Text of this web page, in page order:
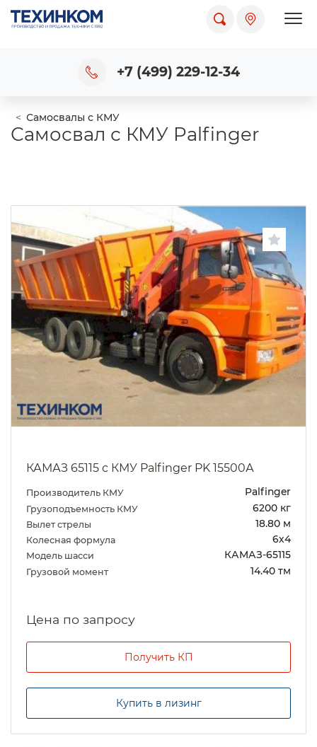
+7 (499) 229-12-34
Самосвалы с КМУ
Самосвал с КМУ Palfinger
КАМАЗ 65115 с КМУ Palfinger PK 15500А
Производитель КМУ Palfinger
Грузоподъемность КМУ 6200 кг
Вылет стрелы 18.80 м
Колесная формула 6х4
Модель шасси КАМАЗ-65115
Грузовой момент 14.40 тм
Цена по запросу
Получить КП
Купить в лизинг